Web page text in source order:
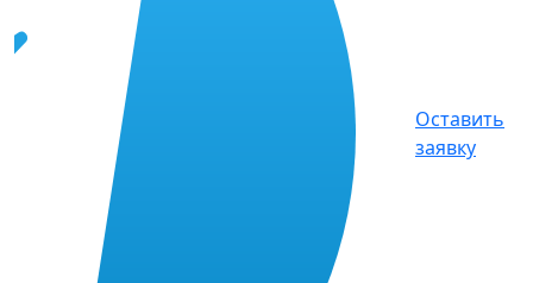
Оставить
заявку